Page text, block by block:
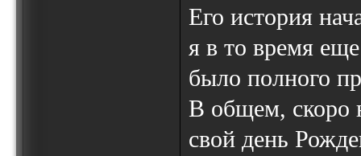
Его история
я в то время
было полного
В общем, скоро
свой день